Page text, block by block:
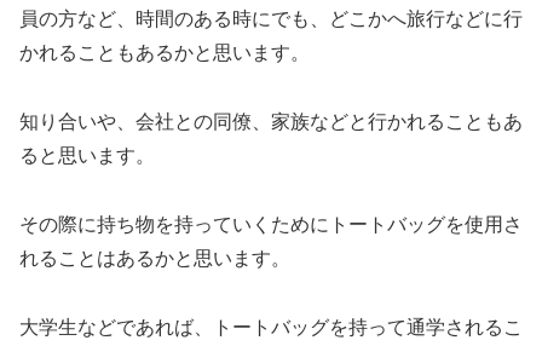
員の方など、時間のある時にでも、どこかへ旅行などに行
かれることもあるかと思います。
知り合いや、会社との同僚、家族などと行かれることもあ
ると思います。
その際に持ち物を持っていくためにトートバッグを使用さ
れることはあるかと思います。
大学生などであれば、トートバッグを持って通学されるこ